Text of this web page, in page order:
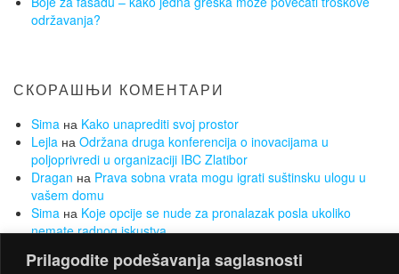
Prilagodite podešavanja saglasnosti
održavanja?
СКОРАШЊИ КОМЕНТАРИ
Sima на Kako unaprediti svoj prostor
Lejla на Održana druga konferencija o inovacijama u
poljoprivredi u organizaciji IBC Zlatibor
Dragan на Prava sobna vrata mogu igrati suštinsku ulogu u
vašem domu
Sima на Koje opcije se nude za pronalazak posla ukoliko
nemate radnog iskustva
Za to su najbolji sobni bicikli